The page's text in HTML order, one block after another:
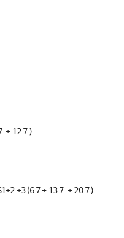
+ 12.7.)
+3 (6.7 + 13.7. + 20.7.)